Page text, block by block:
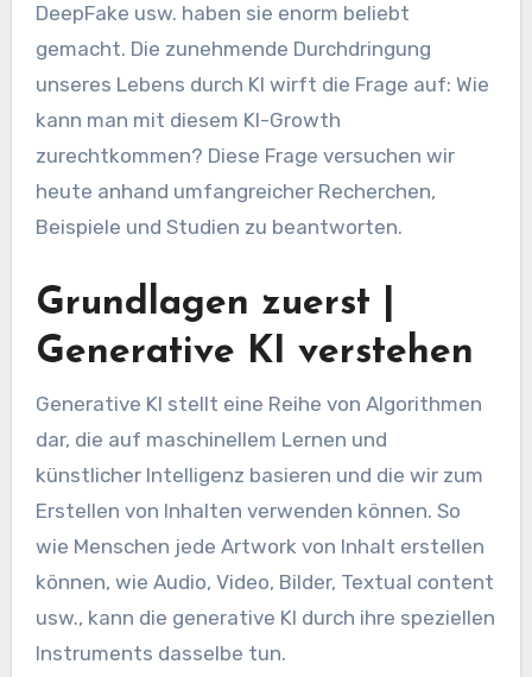
DeepFake usw. haben sie enorm beliebt
gemacht. Die zunehmende Durchdringung
unseres Lebens durch KI wirft die Frage auf: Wie
kann man mit diesem KI-Growth
zurechtkommen? Diese Frage versuchen wir
heute anhand umfangreicher Recherchen,
Beispiele und Studien zu beantworten.
Grundlagen zuerst |
Generative KI verstehen
Generative KI stellt eine Reihe von Algorithmen
dar, die auf maschinellem Lernen und
künstlicher Intelligenz basieren und die wir zum
Erstellen von Inhalten verwenden können. So
wie Menschen jede Artwork von Inhalt erstellen
können, wie Audio, Video, Bilder, Textual content
usw., kann die generative KI durch ihre speziellen
Instruments dasselbe tun.